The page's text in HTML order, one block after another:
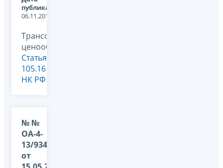
публикации:
06.11.2014
Трансфертное
ценообразование,
Статья
105.16
НК РФ
№ №
ОА-4-
13/9345@
от